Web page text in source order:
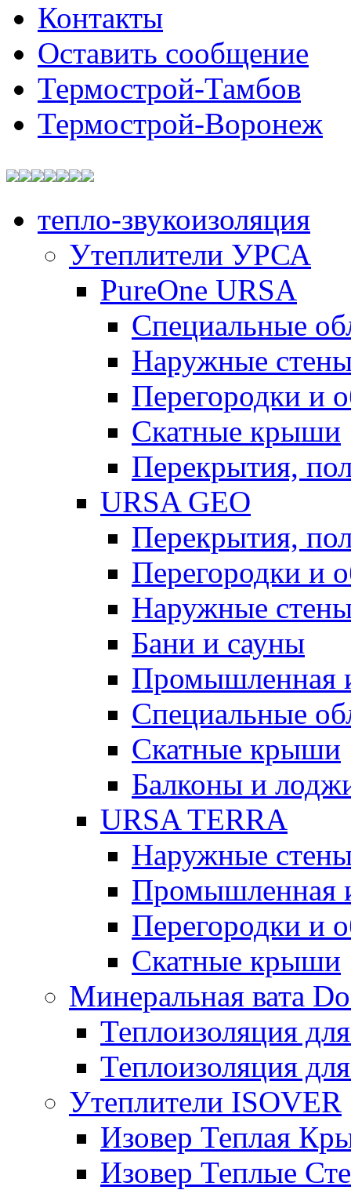
Контакты
Оставить сообщение
Термострой-Тамбов
Термострой-Воронеж
тепло-звукоизоляция
Утеплители УРСА
PureOne URSA
Специальные
Наружные
Перегородки и
Скатные крыши
Перекрытия,
URSA GEO
Перекрытия,
Перегородки и
Наружные
Бани и сауны
Промышленная
Специальные
Скатные крыши
Балконы и
URSA TERRA
Наружные
Промышленная
Перегородки и
Скатные крыши
Минеральная вата
Теплоизоляция
Теплоизоляция
Утеплители ISOVER
Изовер Теплая
Изовер Теплые